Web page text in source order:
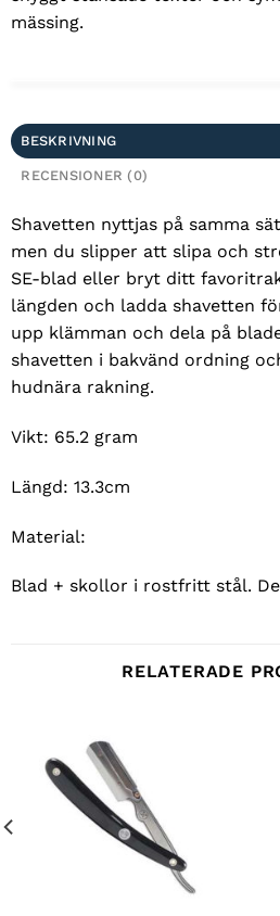
mässing.
BESKRIVNING
RECENSIONER (0)
Shavetten nyttjas på samma
men du slipper att slipa och
SE-blad eller bryt ditt
längden och ladda shavetten
upp klämman och dela på
shavetten i bakvänd ordning
hudnära rakning.
Vikt: 65.2 gram
Längd: 13.3cm
Material:
Blad + skollor i rostfritt stål.
RELATERADE